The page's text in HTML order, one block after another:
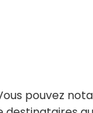
pouvez